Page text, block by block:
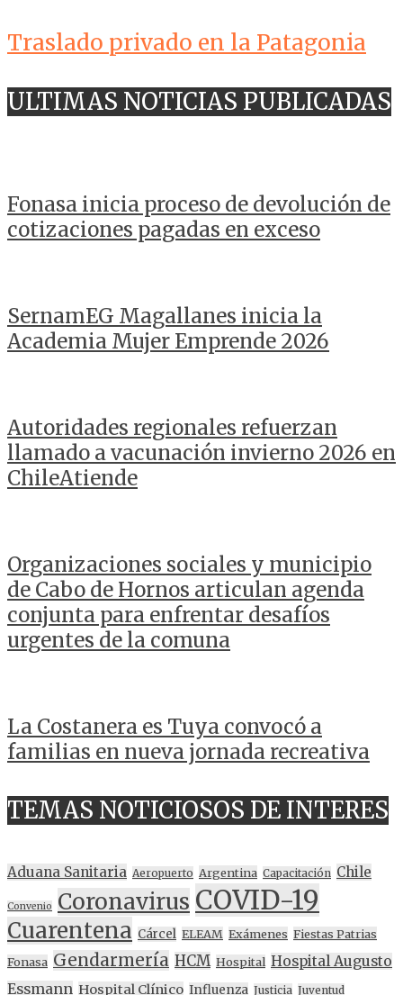
Traslado privado en la Patagonia
ULTIMAS NOTICIAS PUBLICADAS
Fonasa inicia proceso de devolución de
cotizaciones pagadas en exceso
SernamEG Magallanes inicia la
Academia Mujer Emprende 2026
Autoridades regionales refuerzan
llamado a vacunación invierno 2026 en
ChileAtiende
Organizaciones sociales y municipio
de Cabo de Hornos articulan agenda
conjunta para enfrentar desafíos
urgentes de la comuna
La Costanera es Tuya convocó a
familias en nueva jornada recreativa
TEMAS NOTICIOSOS DE INTERES
Aduana Sanitaria Aeropuerto Argentina Capacitación Chile
Convenio Coronavirus COVID-19
Cuarentena Cárcel ELEAM Exámenes Fiestas Patrias
Fonasa Gendarmería HCM Hospital Hospital Augusto
Essmann Hospital Clínico Influenza Justicia Juventud